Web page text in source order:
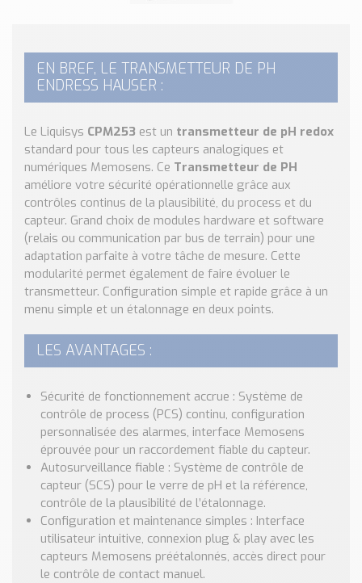
Formulaire sonde température
Convertisseur de pression
Calculateur maintien en température
Calculateur Chauffage/Liquide/Gaz
Blog
Nos Réalisations
Conseils et Actualités
Catalogue des essentiels pour les brasseries et micro-
brasseries
Contact & Devis
EN BREF, LE TRANSMETTEUR DE PH
ENDRESS HAUSER :
Le Liquisys CPM253 est un transmetteur de pH redox
standard pour tous les capteurs analogiques et
numériques Memosens. Ce Transmetteur de PH
améliore votre sécurité opérationnelle grâce aux
contrôles continus de la plausibilité, du process et du
capteur. Grand choix de modules hardware et software
(relais ou communication par bus de terrain) pour une
adaptation parfaite à votre tâche de mesure. Cette
modularité permet également de faire évoluer le
transmetteur. Configuration simple et rapide grâce à un
menu simple et un étalonnage en deux points.
LES AVANTAGES :
Sécurité de fonctionnement accrue : Système de
contrôle de process (PCS) continu, configuration
personnalisée des alarmes, interface Memosens
éprouvée pour un raccordement fiable du capteur.
Autosurveillance fiable : Système de contrôle de
capteur (SCS) pour le verre de pH et la référence,
contrôle de la plausibilité de l’étalonnage.
Configuration et maintenance simples : Interface
utilisateur intuitive, connexion plug & play avec les
capteurs Memosens préétalonnés, accès direct pour
le contrôle de contact manuel.